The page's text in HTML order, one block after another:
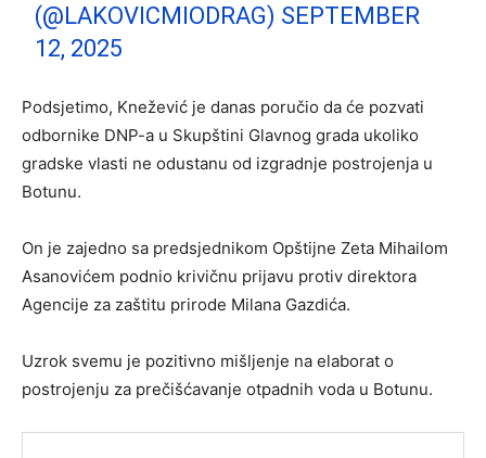
(@LAKOVICMIODRAG) SEPTEMBER
12, 2025
Podsjetimo, Knežević je danas poručio da će pozvati
odbornike DNP-a u Skupštini Glavnog grada ukoliko
gradske vlasti ne odustanu od izgradnje postrojenja u
Botunu.
On je zajedno sa predsjednikom Opštijne Zeta Mihailom
Asanovićem podnio krivičnu prijavu protiv direktora
Agencije za zaštitu prirode Milana Gazdića.
Uzrok svemu je pozitivno mišljenje na elaborat o
postrojenju za prečišćavanje otpadnih voda u Botunu.